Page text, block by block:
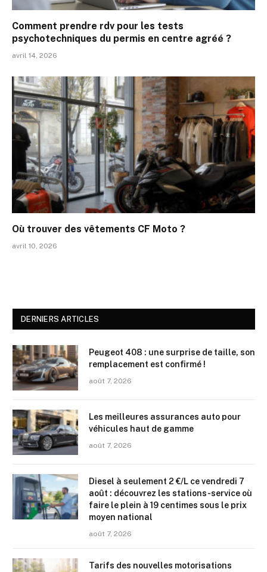
Comment prendre rdv pour les tests
psychotechniques du permis en centre agréé ?
avril 14, 2026
Où trouver des vêtements CF Moto ?
avril 10, 2026
DERNIERS ARTICLES
Peugeot 408 : une surprise de taille, son
remplacement est confirmé !
août 7, 2026
Les meilleures assurances auto pour
véhicules haut de gamme
août 7, 2026
Diesel à seulement 2 €/L ce vendredi 7
août : découvrez les stations-service où
faire le plein à 19 centimes sous le prix
moyen national
août 7, 2026
Tarifs des nouvelles motorisations